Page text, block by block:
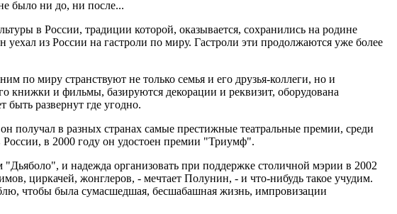
было ни до, ни после...
в России, традиции которой, оказывается, сохранились на родине
из России на гастроли по миру. Гастроли эти продолжаются уже более
по миру странствуют не только семья и его друзья-коллеги, но и
книжки и фильмы, базируются декорации и реквизит, оборудована
развернут где угодно.
в разных странах самые престижные театральные премии, среди
в 2000 году он удостоен премии "Триумф".
и надежда организовать при поддержке столичной мэрии в 2002
циркачей, жонглеров, - мечтает Полунин, - и что-нибудь такое учудим.
чтобы была сумасшедшая, бесшабашная жизнь, импровизации